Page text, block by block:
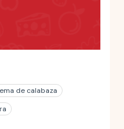
de calabaza